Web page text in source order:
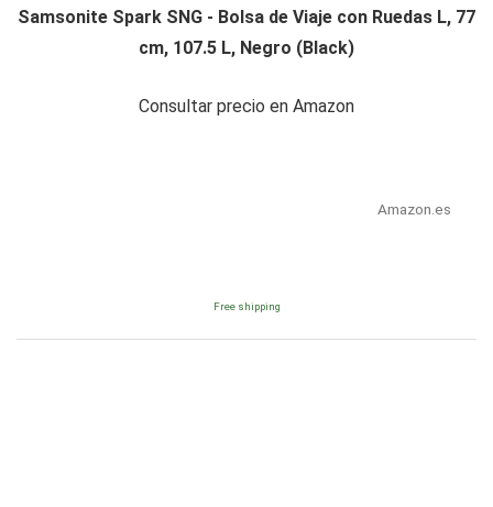
Samsonite Spark SNG - Bolsa de Viaje con Ruedas L, 77
cm, 107.5 L, Negro (Black)
Consultar precio en Amazon
Amazon.es
Free shipping